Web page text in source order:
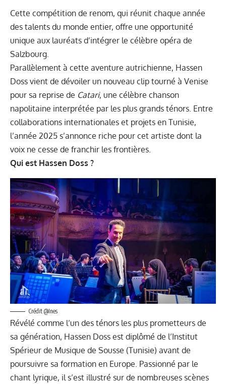
Cette compétition de renom, qui réunit chaque année
des talents du monde entier, offre une opportunité
unique aux lauréats d’intégrer le célèbre opéra de
Salzbourg.
Parallèlement à cette aventure autrichienne, Hassen
Doss vient de dévoiler un nouveau clip tourné à Venise
pour sa reprise de Catari, une célèbre chanson
napolitaine interprétée par les plus grands ténors. Entre
collaborations internationales et projets en Tunisie,
l’année 2025 s’annonce riche pour cet artiste dont la
voix ne cesse de franchir les frontières.
Qui est Hassen Doss ?
Crédit @Ines
Révélé comme l’un des ténors les plus prometteurs de
sa génération, Hassen Doss est diplômé de l’Institut
Spérieur de Musique de Sousse (Tunisie) avant de
poursuivre sa formation en Europe. Passionné par le
chant lyrique, il s’est illustré sur de nombreuses scènes